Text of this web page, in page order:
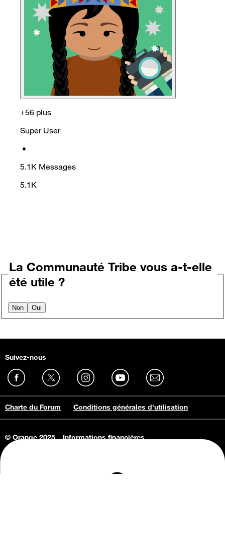
+56 plus
Super User
•
5.1K Messages
5.1K
La Communauté Tribe vous a-t-elle
été utile ?
Non Oui
Suivez-nous
Charte du Forum Conditions générales d'utilisation
© Orange 2025
Informations financières